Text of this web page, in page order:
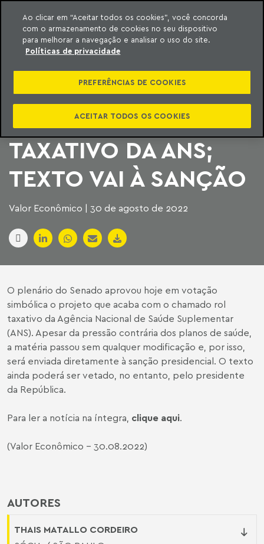
o conteúdo
Machado Meyer
SENADO APROVA
PROJETO QUE ACABA
COM O ROL
TAXATIVO DA ANS;
TEXTO VAI À SANÇÃO
Valor Econômico | 30 de agosto de 2022
AUTORES
THAIS MATALLO CORDEIRO
O plenário do Senado aprovou hoje em votação
simbólica o projeto que acaba com o chamado rol
taxativo da Agência Nacional de Saúde Suplementar
(ANS). Apesar da pressão contrária dos planos de saúde,
a matéria passou sem qualquer modificação e, por isso,
será enviada diretamente à sanção presidencial. O texto
ainda poderá ser vetado, no entanto, pelo presidente
da República.
Para ler a notícia na íntegra, clique aqui.
(Valor Econômico - 30.08.2022)
Ao clicar em “Aceitar todos os cookies”, você concorda
com o armazenamento de cookies no seu dispositivo
para melhorar a navegação e analisar o uso do site.
Políticas de privacidade
PREFERÊNCIAS DE COOKIES
ACEITAR TODOS OS COOKIES